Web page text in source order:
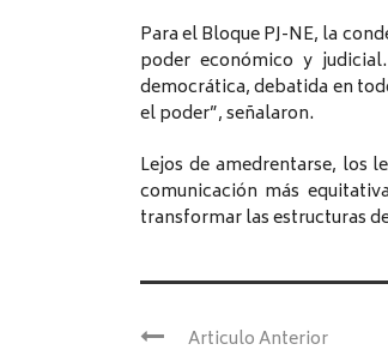
Para el Bloque PJ-NE, la
poder económico y
democrática, debatida en
el poder”, señalaron.
Lejos de amedrentarse, los
comunicación más
transformar las estructuras
Articulo Anterior